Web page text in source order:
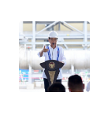
INFO
IKLAN
TENTANG